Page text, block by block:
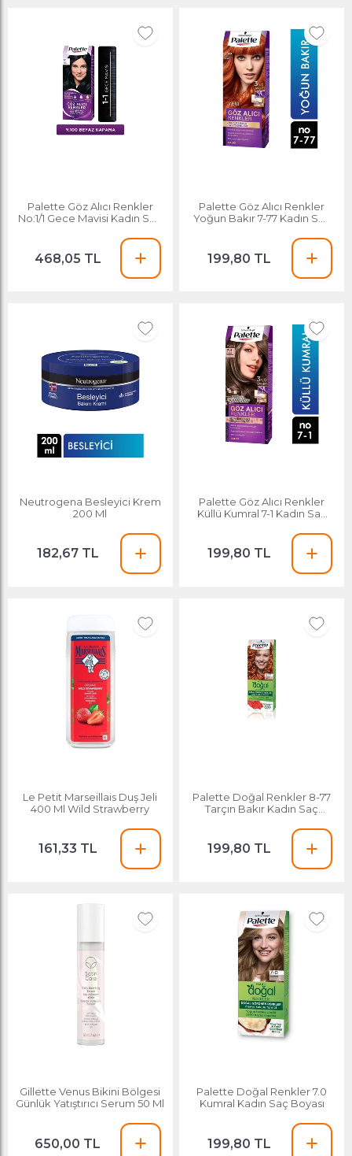
Palette Göz Alıcı Renkler
No:1/1 Gece Mavisi Kadın Saç
468,05 TL
Palette Göz Alıcı Renkler
Yoğun Bakır 7-77 Kadın Saç
199,80 TL
Neutrogena Besleyici Krem
200 Ml
182,67 TL
Palette Göz Alıcı Renkler
Küllü Kumral 7-1 Kadın Saç
199,80 TL
Le Petit Marseillais Duş Jeli
400 Ml Wild Strawberry
161,33 TL
Palette Doğal Renkler 8-77
Tarçın Bakır Kadın Saç
199,80 TL
Gillette Venus Bikini Bölgesi
Günlük Yatıştırıcı Serum 50 Ml
650,00 TL
Palette Doğal Renkler 7.0
Kumral Kadın Saç Boyası
199,80 TL